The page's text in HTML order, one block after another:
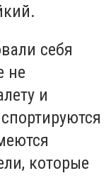
себя
не
и
которые